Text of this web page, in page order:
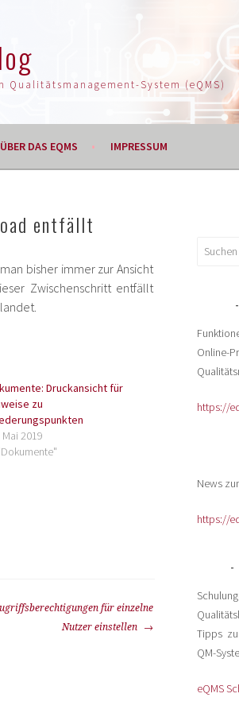
Qualitätsmanagement-System (eQMS)
ÜBER DAS EQMS IMPRESSUM
entfällt
bisher immer zur Ansicht
Zwischenschritt entfällt
landet.
Druckansicht für
zu
Mai 2019
für einzelne
Nutzer einstellen
Online-
https://
News
https://
Tipps
QM-
eQMS